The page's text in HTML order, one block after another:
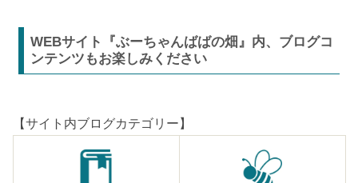
WEBサイト『ぶーちゃんばばの畑』内、ブログコ
ンテンツもお楽しみください
【サイト内ブログカテゴリー】